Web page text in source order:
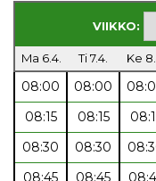
VIIKKO:
Ma 6.4. Ti 7.4. Ke
08:00 08:00
08:15
08:15
08:30
08:30
08:45
08:45